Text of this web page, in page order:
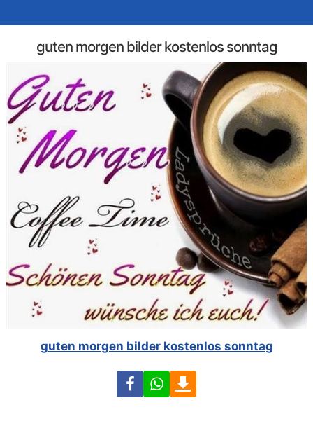
guten morgen bilder kostenlos sonntag
guten morgen bilder kostenlos sonntag
FacebookWhatsApp